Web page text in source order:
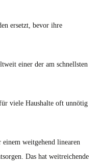
ersetzt, bevor ihre
einer der am schnellsten
viele Haushalte oft unnötig
weitgehend linearen
Das hat weitreichende